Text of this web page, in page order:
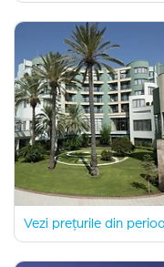
Vezi prețurile din